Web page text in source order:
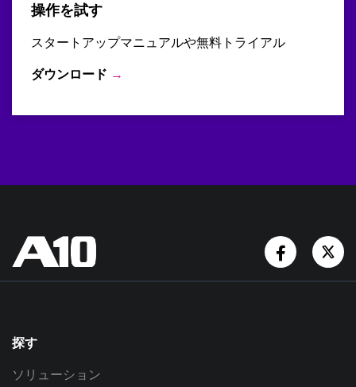
操作を試す
スタートアップマニュアルや無料トライアル
ダウンロード →
探す
ソリューション